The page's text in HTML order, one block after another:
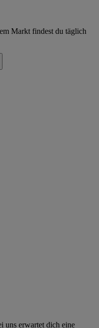
Markt findest du täglich
uns erwartet dich eine